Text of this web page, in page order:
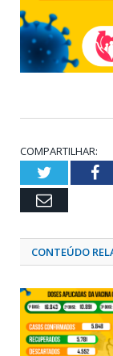
COMPARTILHAR:
Twitter
Email
CONTEÚDO